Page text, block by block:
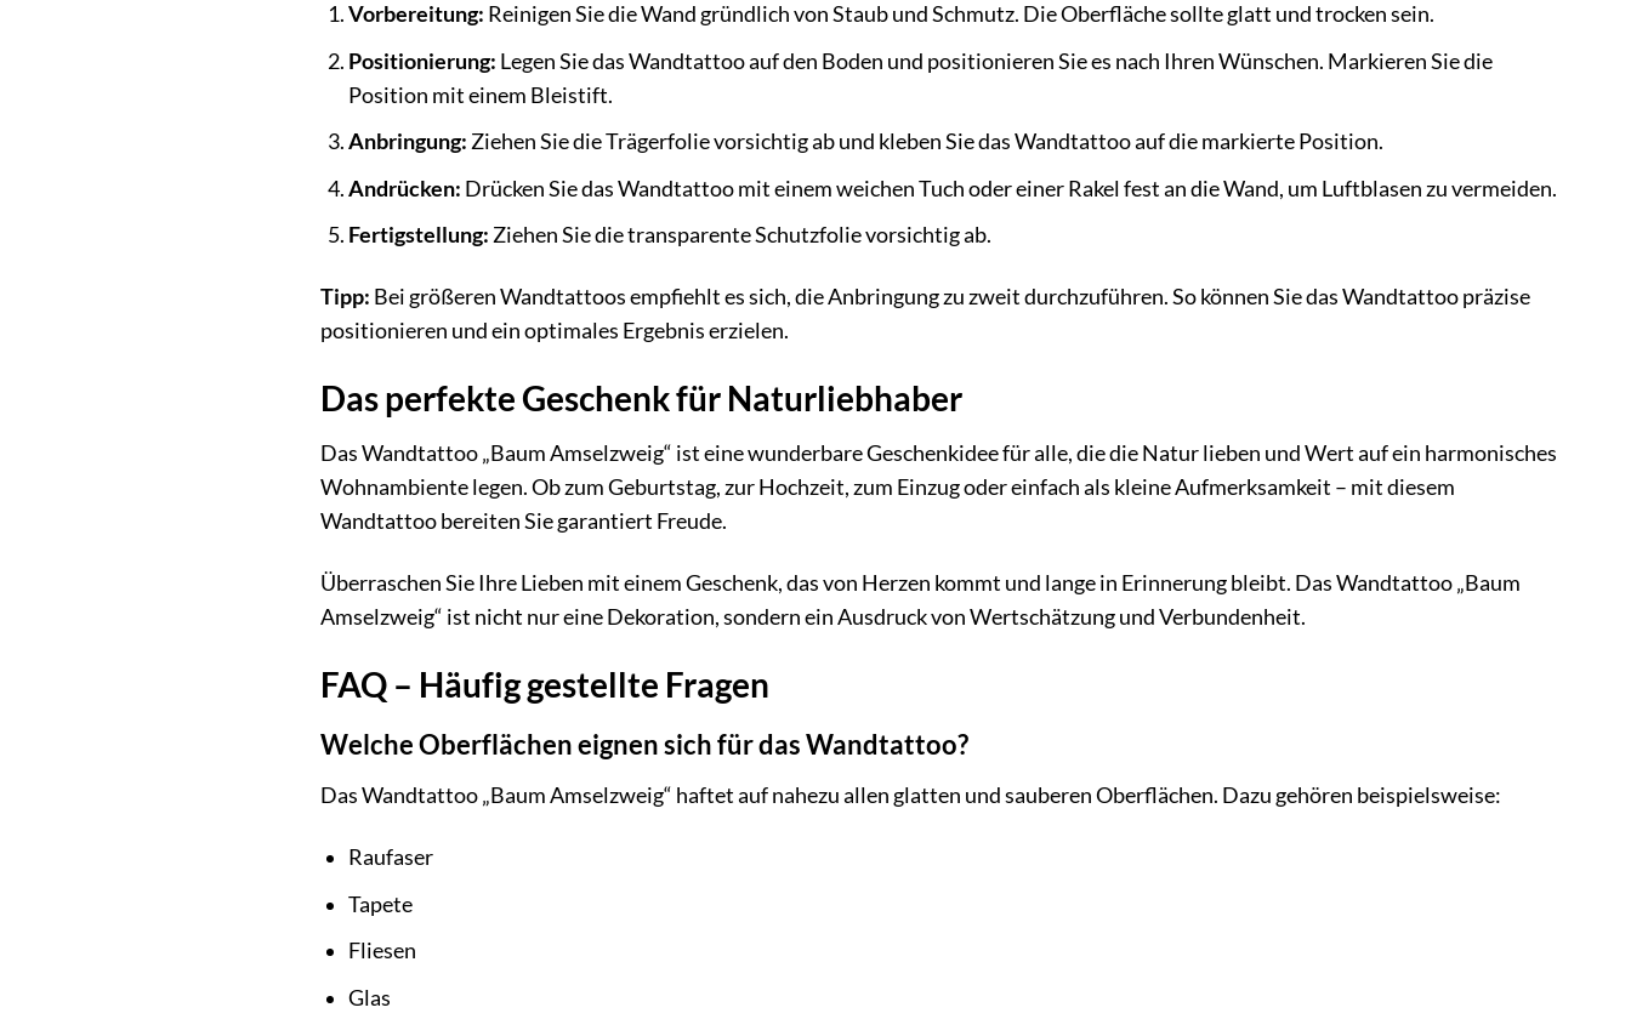
Vorbereitung: Reinigen Sie die Wand gründlich von Staub und Schmutz. Die Oberfläche sollte glatt und trocken sein.
Positionierung: Legen Sie das Wandtattoo auf den Boden und positionieren Sie es nach Ihren Wünschen. Markieren Sie die
Position mit einem Bleistift.
Anbringung:Ziehen Sie die Trägerfolie vorsichtig ab und kleben Sie das Wandtattoo auf die markierte Position.
Andrücken: Drücken Sie das Wandtattoo mit einem weichen Tuch oder einer Rakel fest an die Wand, um Luftblasen zu vermeiden.
Fertigstellung:Ziehen Sie die transparente Schutzfolie vorsichtig ab.
Tipp: Bei größeren Wandtattoos empfiehlt es sich, die Anbringung zu zweit durchzuführen. So können Sie das Wandtattoo präzise
positionieren und ein optimales Ergebnis erzielen.
Das perfekte Geschenk für Naturliebhaber
Das Wandtattoo „Baum Amselzweig“ ist eine wunderbare Geschenkidee für alle, die die Natur lieben und Wert auf ein harmonisches
Wohnambiente legen. Ob zum Geburtstag, zur Hochzeit, zum Einzug oder einfach als kleine Aufmerksamkeit – mit diesem
Wandtattoo bereiten Sie garantiert Freude.
Überraschen Sie Ihre Lieben mit einem Geschenk, das von Herzen kommt und lange in Erinnerung bleibt. Das Wandtattoo „Baum
Amselzweig“ ist nicht nur eine Dekoration, sondern ein Ausdruck von Wertschätzung und Verbundenheit.
FAQ – Häufig gestellte Fragen
Welche Oberflächen eignen sich für das Wandtattoo?
Das Wandtattoo „Baum Amselzweig“ haftet auf nahezu allen glatten und sauberen Oberflächen. Dazu gehören beispielsweise:
Raufaser
Tapete
Fliesen
Glas